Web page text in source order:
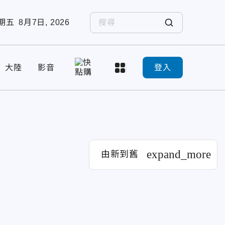
五 8月7日, 2026
大陸 影音 登入
由新到舊 expand_more